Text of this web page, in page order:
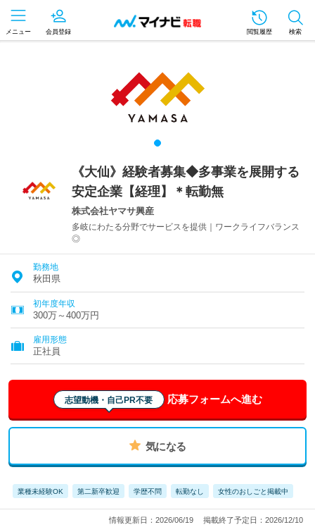
メニュー 会員登録 閲覧履歴 検索
《大仙》経験者募集◆多事業を展開する
安定企業【経理】＊転勤無
株式会社ヤマサ興産
多岐にわたる分野でサービスを提供｜ワークライフバランス
◎
勤務地
秋田県
初年度年収
300万～400万円
雇用形態
正社員
志望動機・自己PR不要 応募フォームへ進む
気になる
業種未経験OK 第二新卒歓迎 学歴不問 転勤なし 女性のおしごと掲載中
情報更新日：2026/06/19 掲載終了予定日：2026/12/10